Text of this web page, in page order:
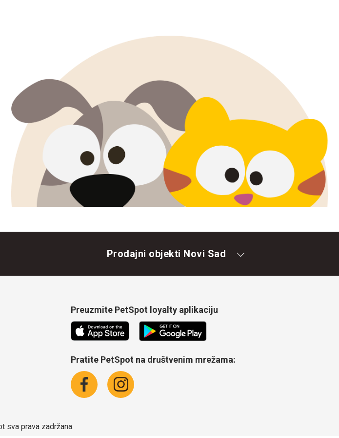
Prodajni objekti Novi Sad
Preuzmite PetSpot loyalty aplikaciju
Pratite PetSpot na društvenim mrežama:
sva prava zadržana.